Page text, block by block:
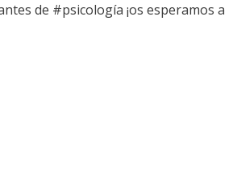
de #psicología ¡os esperamos a